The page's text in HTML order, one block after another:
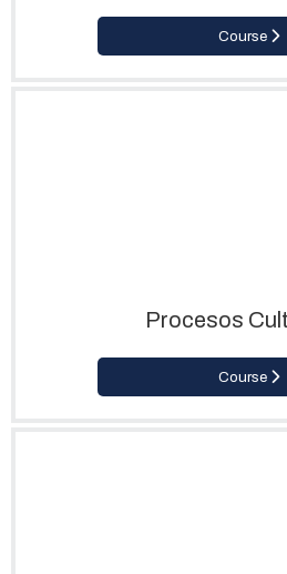
Course
Procesos
Course